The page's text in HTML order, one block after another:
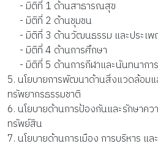
- มิติที่ 1 ด้านสาธารณสุข
- มิติที่ 2 ด้านชุมชน
- มิติที่ 3 ด้านวัฒนธรรม และประเ
- มิติที่ 4 ด้านการศึกษา
- มิติที่ 5 ด้านการกีฬาและนันทนาการ
5. นโยบายการพัฒนาด้านสิ่งแวดล้อมแ
ทรัพยากรธรรมชาติ
6. นโยบายด้านการป้องกันและรักษาค
ทรัพย์สิน
7. นโยบายด้านการเมือง การบริหาร แ